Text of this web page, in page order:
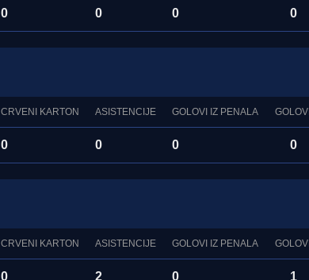
0 0 0 0
CRVENI KARTON ASISTENCIJE GOLOVI IZ PENALA GOLOVI
0 0 0 0
CRVENI KARTON ASISTENCIJE GOLOVI IZ PENALA GOLOVI
0 2 0 1